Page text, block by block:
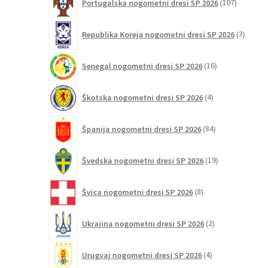
Portugalska nogometni dresi SP 2026 107
Republika Koreja nogometni dresi SP 2026 3
Senegal nogometni dresi SP 2026 16izdelkov
Škotska nogometni dresi SP 2026 4izdelki
Španija nogometni dresi SP 2026 84izdelkov
Švedska nogometni dresi SP 2026 19izdelkov
Švica nogometni dresi SP 2026 8izdelkov
Ukrajina nogometni dresi SP 2026 2izdelka
Urugvaj nogometni dresi SP 2026 4izdelki